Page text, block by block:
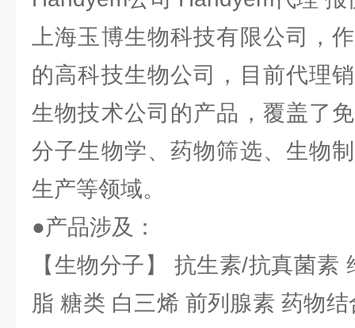
上海玉博生物科技有限公司，
的高科技生物公司，目前代理
生物技术公司的产品，覆盖了
分子生物学、药物筛选、生物
生产等领域。
●产品涉及：
【生物分子】 抗生素/抗真菌素
脂 糖类 白三烯 前列腺素 药物